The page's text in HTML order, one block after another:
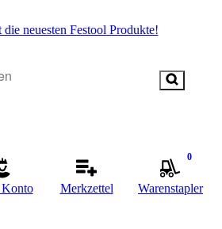
die neuesten Festool Produkte!
Merkzettel
0
Warenstapler